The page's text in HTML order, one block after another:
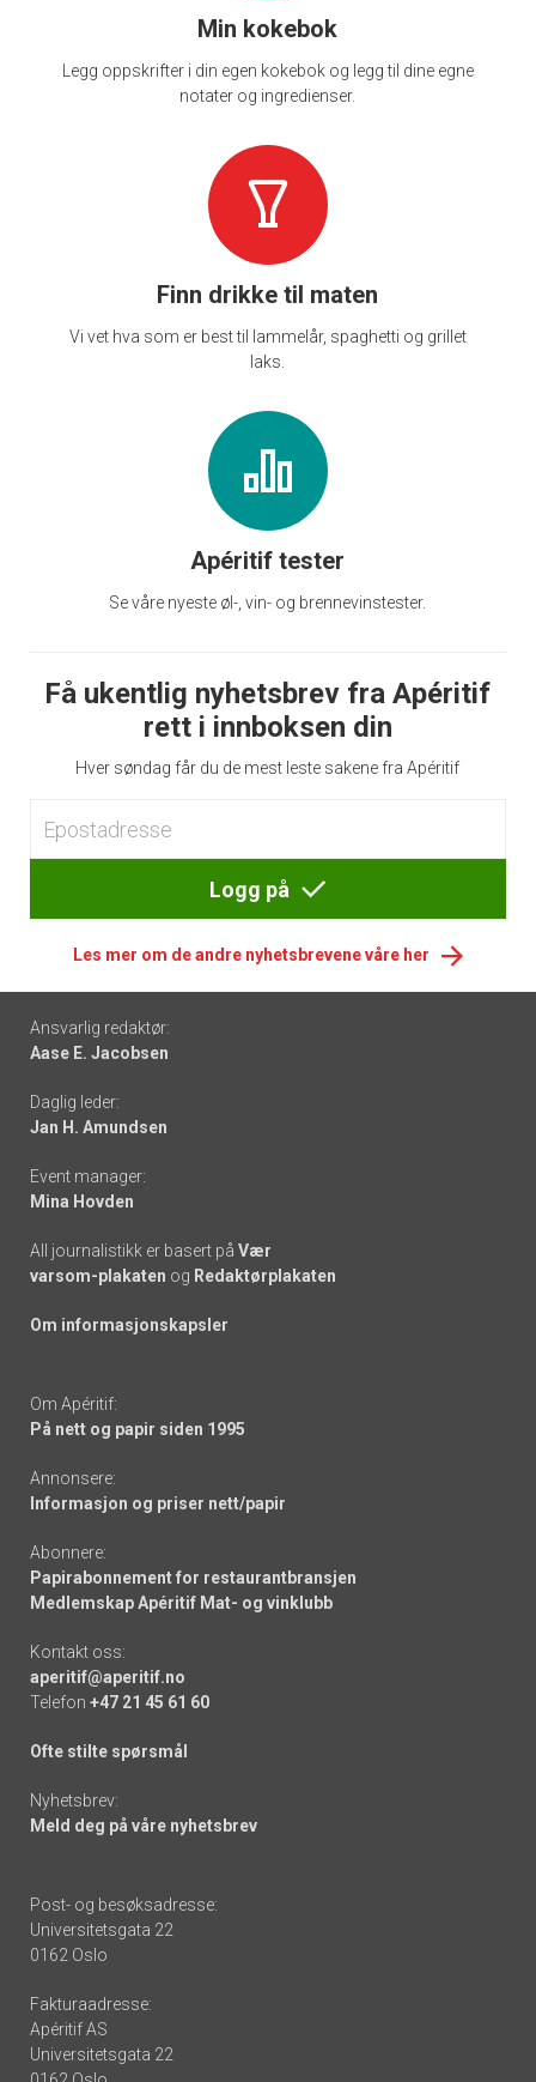
Min kokebok
Legg oppskrifter i din egen kokebok og legg til dine egne
notater og ingredienser.
Finn drikke til maten
Vi vet hva som er best til lammelår, spaghetti og grillet
laks.
Apéritif tester
Se våre nyeste øl-, vin- og brennevinstester.
Få ukentlig nyhetsbrev fra Apéritif
rett i innboksen din
Hver søndag får du de mest leste sakene fra Apéritif
Logg på
Les mer om de andre nyhetsbrevene våre her
Footer
-
links
Ansvarlig redaktør:
Aase E. Jacobsen
Daglig leder:
Jan H. Amundsen
Event manager:
Mina Hovden
All journalistikk er basert på Vær
varsom-plakaten og Redaktørplakaten
Om informasjonskapsler
Om Apéritif:
På nett og papir siden 1995
Annonsere:
Informasjon og priser nett/papir
Abonnere:
Papirabonnement for restaurantbransjen
Medlemskap Apéritif Mat- og vinklubb
Kontakt oss:
aperitif@aperitif.no
Telefon +47 21 45 61 60
Ofte stilte spørsmål
Nyhetsbrev:
Meld deg på våre nyhetsbrev
Post- og besøksadresse:
Universitetsgata 22
0162 Oslo
Fakturaadresse:
Apéritif AS
Universitetsgata 22